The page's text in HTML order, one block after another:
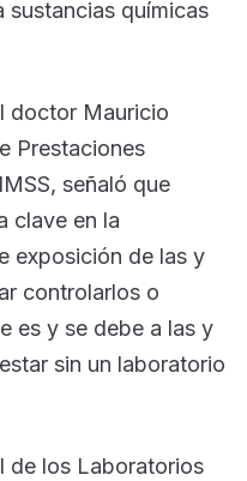
químicas
doctor Mauricio
Prestaciones
señaló que
clave en la
exposición de las y
controlarlos o
es y se debe a las y
sin un laboratorio
de los Laboratorios